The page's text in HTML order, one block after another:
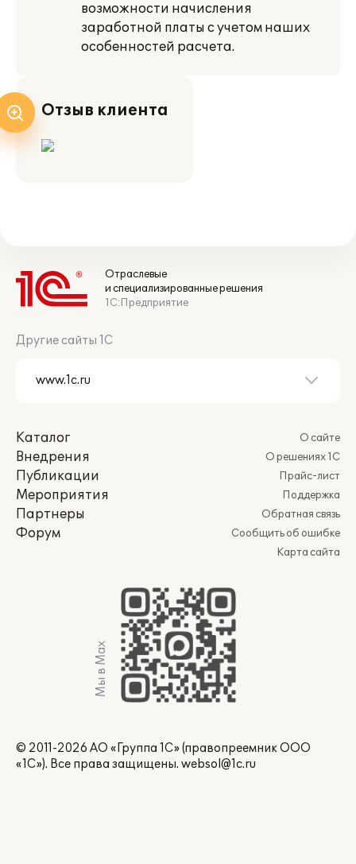
возможности начисления
заработной платы с учетом наших
особенностей расчета.
Отзыв клиента
Отраслевые
и специализированные решения
1С:Предприятие
Другие сайты 1С
Каталог
Внедрения
Публикации
Мероприятия
Партнеры
Форум
О сайте
О решениях 1С
Прайс-лист
Поддержка
Обратная связь
Сообщить об ошибке
Карта сайта
Мы в Max
© 2011-2026 АО «Группа 1С» (правопреемник ООО
«1С»). Все права защищены. websol@1c.ru